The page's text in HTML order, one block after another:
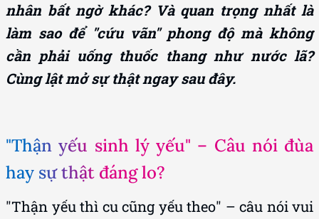
nhân bất ngờ khác? Và quan trọng nhất là
làm sao để "cứu vãn" phong độ mà không
cần phải uống thuốc thang như nước lã?
Cùng lật mở sự thật ngay sau đây.
"Thận yếu sinh lý yếu" – Câu nói đùa
hay sự thật đáng lo?
"Thận yếu thì cu cũng yếu theo" – câu nói vui